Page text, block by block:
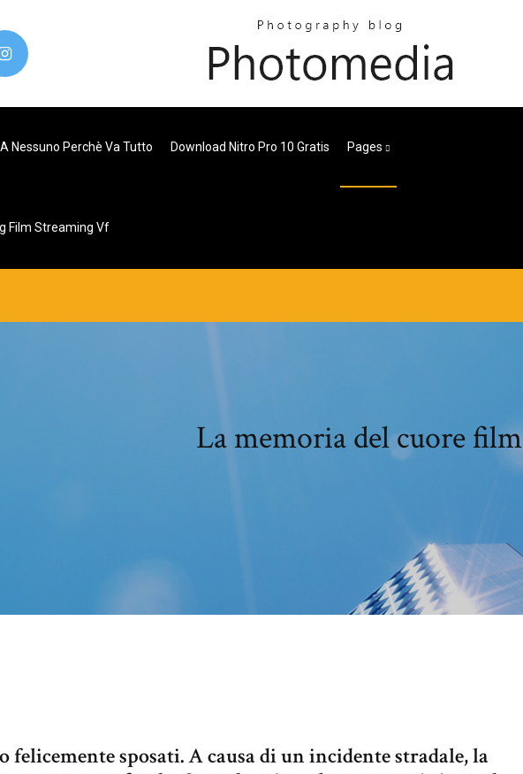
Nessuno Perchè Va Tutto Download Nitro Pro 10 Gratis Pages
Film Streaming Vf
La memoria del cuore film
felicemente sposati. A causa di un incidente stradale, la